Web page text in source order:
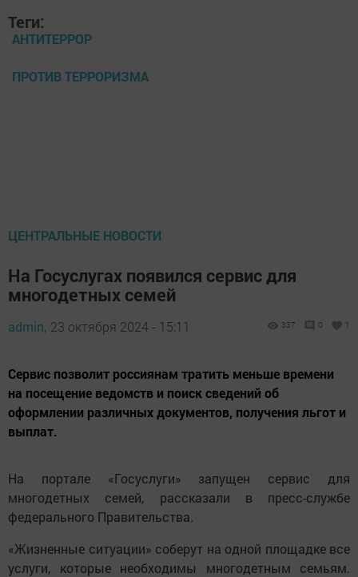
Теги:
АНТИТЕРРОР
ПРОТИВ ТЕРРОРИЗМА
ЦЕНТРАЛЬНЫЕ НОВОСТИ
На Госуслугах появился сервис для
многодетных семей
admin, 23 октября 2024 - 15:11 337 0 1
Cервис позволит россиянам тратить меньше времени
на посещение ведомств и поиск сведений об
оформлении различных документов, получения льгот и
выплат.
На портале «Госуслуги» запущен сервис для
многодетных семей, рассказали в пресс-службе
федерального Правительства.
«Жизненные ситуации» соберут на одной площадке все
услуги, которые необходимы многодетным семьям.